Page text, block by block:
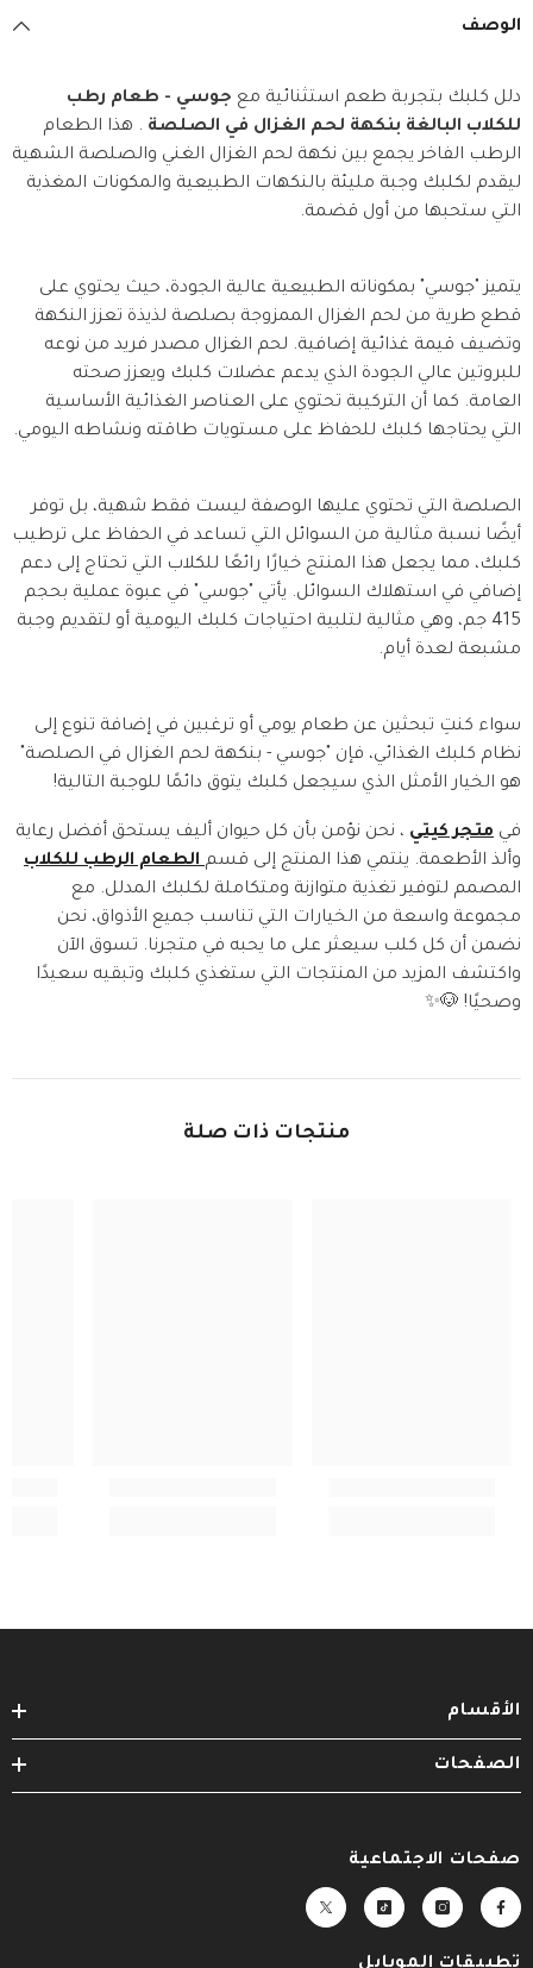
الوصف
دلل كلبك بتجربة طعم استثنائية مع جوسي - طعام رطب
للكلاب البالغة بنكهة لحم الغزال في الصلصة . هذا الطعام
الرطب الفاخر يجمع بين نكهة لحم الغزال الغني والصلصة الشهية
ليقدم لكلبك وجبة مليئة بالنكهات الطبيعية والمكونات المغذية
التي ستحبها من أول قضمة.
يتميز "جوسي" بمكوناته الطبيعية عالية الجودة، حيث يحتوي على
قطع طرية من لحم الغزال الممزوجة بصلصة لذيذة تعزز النكهة
وتضيف قيمة غذائية إضافية. لحم الغزال مصدر فريد من نوعه
للبروتين عالي الجودة الذي يدعم عضلات كلبك ويعزز صحته
العامة. كما أن التركيبة تحتوي على العناصر الغذائية الأساسية
التي يحتاجها كلبك للحفاظ على مستويات طاقته ونشاطه اليومي.
الصلصة التي تحتوي عليها الوصفة ليست فقط شهية، بل توفر
أيضًا نسبة مثالية من السوائل التي تساعد في الحفاظ على ترطيب
كلبك، مما يجعل هذا المنتج خيارًا رائعًا للكلاب التي تحتاج إلى دعم
إضافي في استهلاك السوائل. يأتي "جوسي" في عبوة عملية بحجم
415 جم، وهي مثالية لتلبية احتياجات كلبك اليومية أو لتقديم وجبة
مشبعة لعدة أيام.
سواء كنتِ تبحثين عن طعام يومي أو ترغبين في إضافة تنوع إلى
نظام كلبك الغذائي، فإن "جوسي - بنكهة لحم الغزال في الصلصة"
هو الخيار الأمثل الذي سيجعل كلبك يتوق دائمًا للوجبة التالية!
في متجر كيتي ، نحن نؤمن بأن كل حيوان أليف يستحق أفضل رعاية
وألذ الأطعمة. ينتمي هذا المنتج إلى قسم الطعام الرطب للكلاب
المصمم لتوفير تغذية متوازنة ومتكاملة لكلبك المدلل. مع
مجموعة واسعة من الخيارات التي تناسب جميع الأذواق، نحن
نضمن أن كل كلب سيعثر على ما يحبه في متجرنا. تسوق الآن
واكتشف المزيد من المنتجات التي ستغذي كلبك وتبقيه سعيدًا
وصحيًا! 🐶✨
منتجات ذات صلة
الأقسام
الصفحات
صفحات الاجتماعية